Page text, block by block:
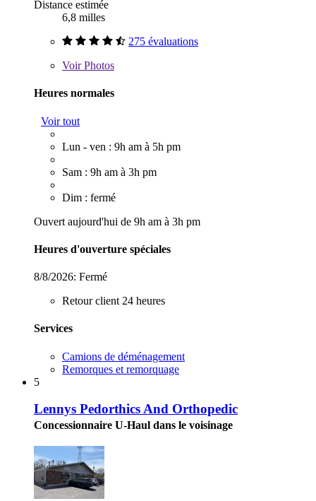
Distance estimée
6,8 milles
275 évaluations
VoirPhotos
Heures normales
Voir tout
Lun - ven : 9h am à 5h pm
Sam : 9h am à 3h pm
Dim : fermé
Ouvert aujourd'hui de 9h am à 3h pm
Heures d'ouverture spéciales
8/8/2026: Fermé
Retour client 24 heures
Services
Camions de déménagement
Remorques et remorquage
5
Lennys Pedorthics And Orthopedic
Concessionnaire U-Haul dans le voisinage